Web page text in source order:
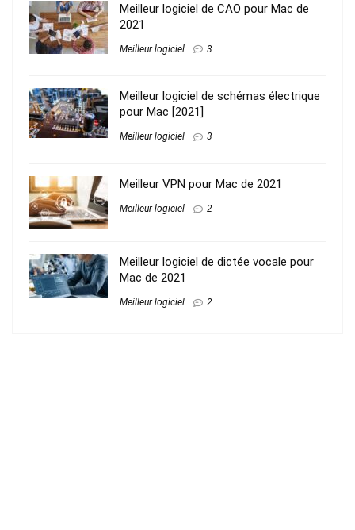
Meilleur logiciel de CAO pour Mac de
2021
Meilleur logiciel 3
Meilleur logiciel de schémas électrique
pour Mac [2021]
Meilleur logiciel 3
Meilleur VPN pour Mac de 2021
Meilleur logiciel 2
Meilleur logiciel de dictée vocale pour
Mac de 2021
Meilleur logiciel 2